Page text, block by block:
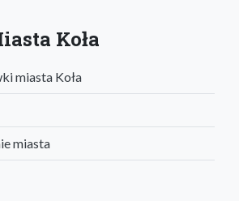
Koła
miasta Koła
miasta